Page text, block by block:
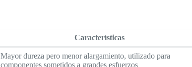
Características
Mayor dureza pero menor alargamiento, utilizado para
componentes sometidos a grandes esfuerzos